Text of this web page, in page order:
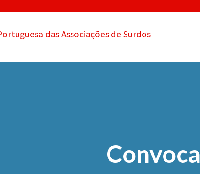
das Associações de Surdos